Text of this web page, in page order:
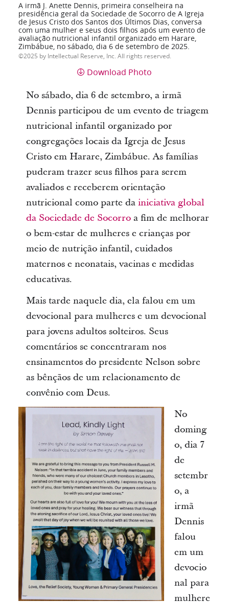
A irmã J. Anette Dennis, primeira conselheira na
presidência geral da Sociedade de Socorro de A Igreja
de Jesus Cristo dos Santos dos Últimos Dias, conversa
com uma mulher e seus dois filhos após um evento de
avaliação nutricional infantil organizado em Harare,
Zimbábue, no sábado, dia 6 de setembro de 2025.
2025 by Intellectual Reserve, Inc. All rights reserved.
Download Photo
No sábado, dia 6 de setembro, a irmã
Dennis participou de um evento de triagem
nutricional infantil organizado por
congregações locais da Igreja de Jesus
Cristo em Harare, Zimbábue. As famílias
puderam trazer seus filhos para serem
avaliados e receberem orientação
nutricional como parte da iniciativa global
da Sociedade de Socorroa fim de melhorar
o bem-estar de mulheres e crianças por
meio de nutrição infantil, cuidados
maternos e neonatais, vacinas e medidas
educativas.
Mais tarde naquele dia, ela falou em um
devocional para mulheres e um devocional
para jovens adultos solteiros. Seus
comentários se concentraram nos
ensinamentos do presidente Nelson sobre
as bênçãos de um relacionamento de
convênio com Deus.
No
doming
o, dia 7
de
setembr
o, a
irmã
Dennis
falou
em um
devocio
nal para
mulhere